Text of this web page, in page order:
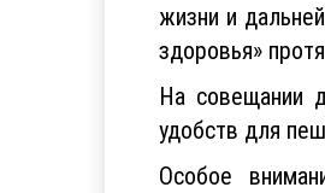
Указом главы
жизни и
здоровья»
На совещании
удобств для